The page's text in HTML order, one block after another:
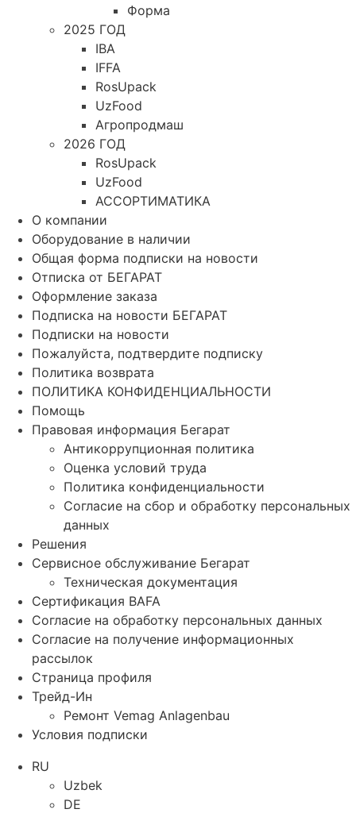
Форма
2025 ГОД
IBA
IFFA
RosUpack
UzFood
Агропродмаш
2026 ГОД
RosUpack
UzFood
АССОРТИМАТИКА
О компании
Оборудование в наличии
Общая форма подписки на новости
Отписка от БЕГАРАТ
Оформление заказа
Подписка на новости БЕГАРАТ
Подписки на новости
Пожалуйста, подтвердите подписку
Политика возврата
ПОЛИТИКА КОНФИДЕНЦИАЛЬНОСТИ
Помощь
Правовая информация Бегарат
Антикоррупционная политика
Оценка условий труда
Политика конфиденциальности
Согласие на сбор и обработку персональных
данных
Решения
Сервисное обслуживание Бегарат
Техническая документация
Сертификация BAFA
Согласие на обработку персональных данных
Согласие на получение информационных
рассылок
Страница профиля
Трейд-Ин
Ремонт Vemag Anlagenbau
Условия подписки
RU
Uzbek
DE